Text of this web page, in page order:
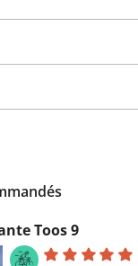
Toos 9